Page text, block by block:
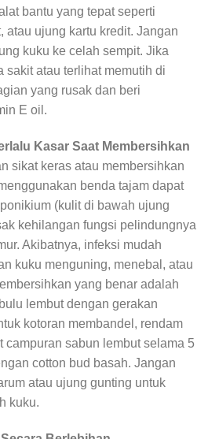
bantu yang tepat seperti
atau ujung kartu kredit. Jangan
kuku ke celah sempit. Jika
sakit atau terlihat memutih di
yang rusak dan beri
E oil.
Kasar Saat Membersihkan
sikat keras atau membersihkan
benda tajam dapat
(kulit di bawah ujung
kehilangan fungsi pelindungnya
Akibatnya, infeksi mudah
kuku menguning, menebal, atau
yang benar adalah
lembut dengan gerakan
kotoran membandel, rendam
campuran sabun lembut selama 5
cotton bud basah. Jangan
atau ujung gunting untuk
kuku.